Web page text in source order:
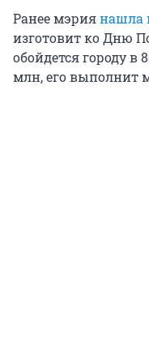
Ранее мэриянашла
изготовит ко Дню
обойдется городу в
млн, его выполнит